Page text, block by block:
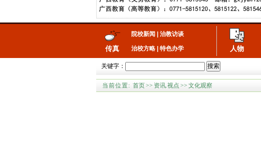
传真
院校新闻 治教访谈
治校方略 特色办学 人物
关键字： 搜索
当前位置: 首页>> 资讯.视点 >> 文化观察